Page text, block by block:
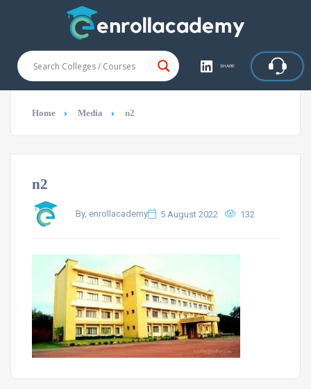
SHARE
Home Media n2
n2
By, enrollacademy 5 August 2022 132